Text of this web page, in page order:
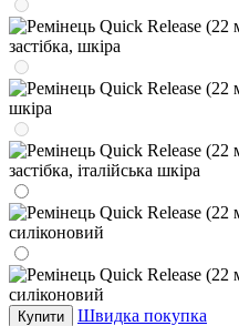
Купити
Швидка покупка